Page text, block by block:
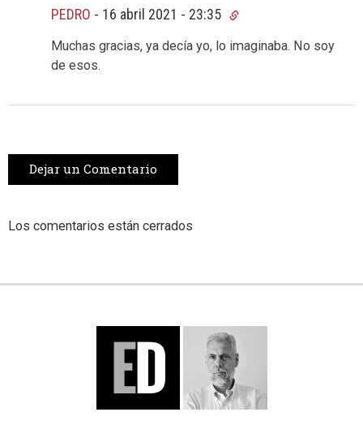
PEDRO - 16 abril 2021 - 23:35
Muchas gracias, ya decía yo, lo imaginaba. No soy
de esos.
Dejar un Comentario
Los comentarios están cerrados